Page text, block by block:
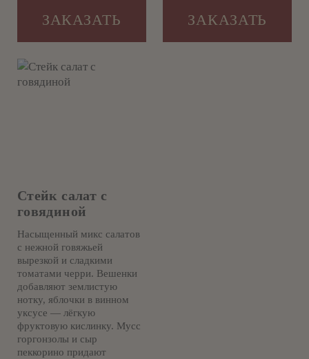
ЗАКАЗАТЬ ЗАКАЗАТЬ
Стейк салат с
говядиной
Насыщенный микс салатов
с нежной говяжьей
вырезкой и сладкими
томатами черри. Вешенки
добавляют землистую
нотку, яблочки в винном
уксусе — лёгкую
фруктовую кислинку. Мусс
горгонзолы и сыр
пеккорино придают